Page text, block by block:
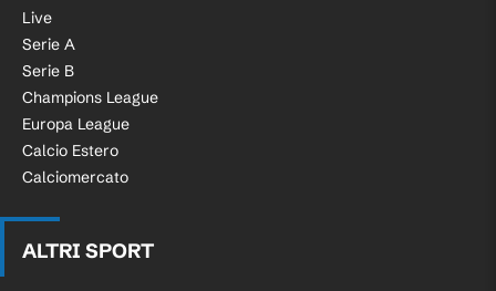
Live
Serie A
Serie B
Champions League
Europa League
Calcio Estero
Calciomercato
ALTRI SPORT